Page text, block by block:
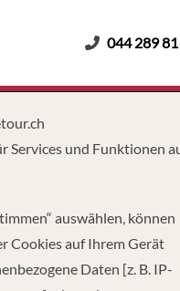
044 289
Services und Funktionen
auswählen, können
Cookies auf Ihrem Gerät
Daten [z. B. IP-